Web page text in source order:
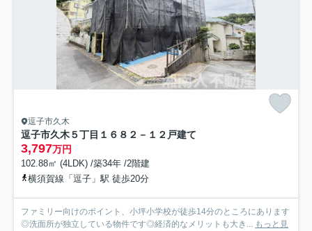
逗子市久木
逗子市久木５丁目１６８２－１２戸建て
3,797万円
102.88㎡ (4LDK) /築34年 /2階建
横須賀線「逗子」駅 徒歩20分
ファミリー向けのポイント、小坪小学校が徒歩14分のところにあります
◎洗面所が独立している物件です◎経済的なメリットも大き... もっと見